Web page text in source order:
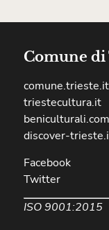
Comune di
comune.trieste.it
triestecultura.it
discover-
Facebook
Twitter
ISO 9001:2015